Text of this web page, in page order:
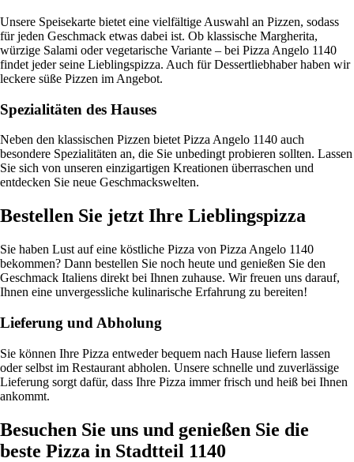
Unsere Speisekarte bietet eine vielfältige Auswahl an Pizzen, sodass
für jeden Geschmack etwas dabei ist. Ob klassische Margherita,
würzige Salami oder vegetarische Variante – bei Pizza Angelo 1140
findet jeder seine Lieblingspizza. Auch für Dessertliebhaber haben wir
leckere süße Pizzen im Angebot.
Spezialitäten des Hauses
Neben den klassischen Pizzen bietet Pizza Angelo 1140 auch
besondere Spezialitäten an, die Sie unbedingt probieren sollten. Lassen
Sie sich von unseren einzigartigen Kreationen überraschen und
entdecken Sie neue Geschmackswelten.
Bestellen Sie jetzt Ihre Lieblingspizza
Sie haben Lust auf eine köstliche Pizza von Pizza Angelo 1140
bekommen? Dann bestellen Sie noch heute und genießen Sie den
Geschmack Italiens direkt bei Ihnen zuhause. Wir freuen uns darauf,
Ihnen eine unvergessliche kulinarische Erfahrung zu bereiten!
Lieferung und Abholung
Sie können Ihre Pizza entweder bequem nach Hause liefern lassen
oder selbst im Restaurant abholen. Unsere schnelle und zuverlässige
Lieferung sorgt dafür, dass Ihre Pizza immer frisch und heiß bei Ihnen
ankommt.
Besuchen Sie uns und genießen Sie die
beste Pizza in Stadtteil 1140